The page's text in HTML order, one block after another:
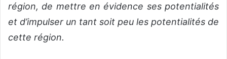
région, de mettre en évidence ses potentialités
et d’impulser un tant soit peu les potentialités de
cette région.